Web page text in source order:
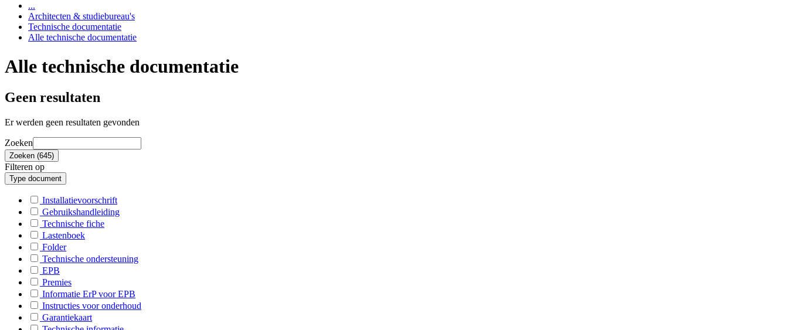
...
Architecten & studiebureau's
Technische documentatie
Alle technische documentatie
Alle technische documentatie
Geen resultaten
Er werden geen resultaten gevonden
Zoeken
Zoeken (645)
Filteren op
Type document
Installatievoorschrift
Gebruikshandleiding
Technische fiche
Lastenboek
Folder
Technische ondersteuning
EPB
Premies
Informatie ErP voor EPB
Instructies voor onderhoud
Garantiekaart